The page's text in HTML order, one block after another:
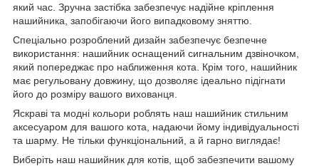
який час. Зручна застібка забезпечує надійне кріплення
нашийника, запобігаючи його випадковому зняттю.
Спеціально розроблений дизайн забезпечує безпечне
використання: нашийник оснащений сигнальним дзвіночком,
який попереджає про наближення кота. Крім того, нашийник
має регульовану довжину, що дозволяє ідеально підігнати
його до розміру вашого вихованця.
Яскраві та модні кольори роблять наш нашийник стильним
аксесуаром для вашого кота, надаючи йому індивідуальності
та шарму. Не тільки функціональний, а й гарно виглядає!
Виберіть наш нашийник для котів, щоб забезпечити вашому